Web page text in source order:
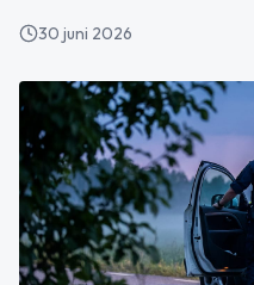
30 juni 2026